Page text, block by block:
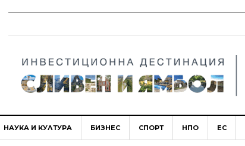
НАУКА И КУЛТУРА БИЗНЕС СПОРТ НПО ЕС